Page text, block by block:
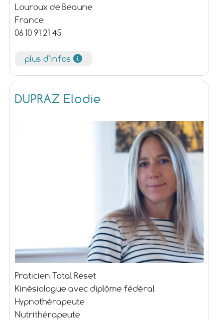
Louroux de Beaune
France
06 10 91 21 45
plus d'infos
DUPRAZ Elodie
Praticien Total Reset
Kinésiologue avec diplôme fédéral
Hypnothérapeute
Nutrithérapeute